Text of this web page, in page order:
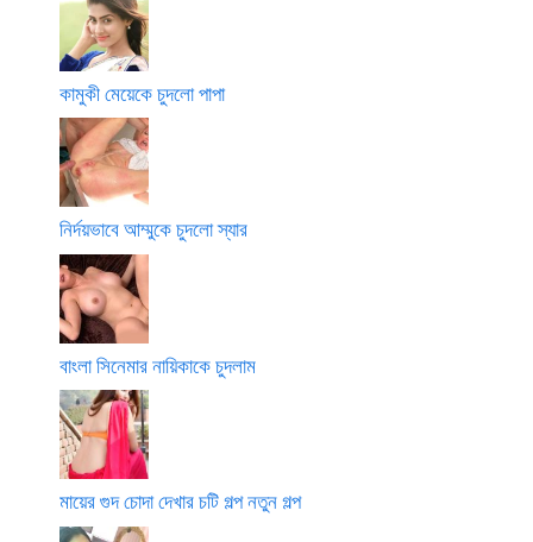
কামুকী মেয়েকে চুদলো পাপা
নির্দয়ভাবে আম্মুকে চুদলো স্যার
বাংলা সিনেমার নায়িকাকে চুদলাম
মায়ের গুদ চোদা দেখার চটি গল্প নতুন গল্প